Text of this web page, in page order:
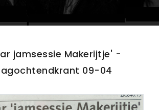
jamsessie Makerijtje' -
09-04